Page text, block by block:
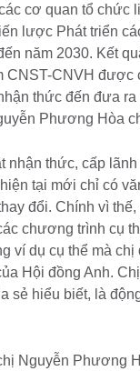
cơ quan tổ chức
lược Phát triển
năm 2030. Kết
CNST-CNVH được
thức đến đưa
Phương Hòa
thức, cấp
tại mới chỉ có
đổi. Chính vì
chương trình cụ
ví dụ cụ thể mà chị
Hội đồng Anh.
sẻ hiểu biết, là
Nguyễn Phương